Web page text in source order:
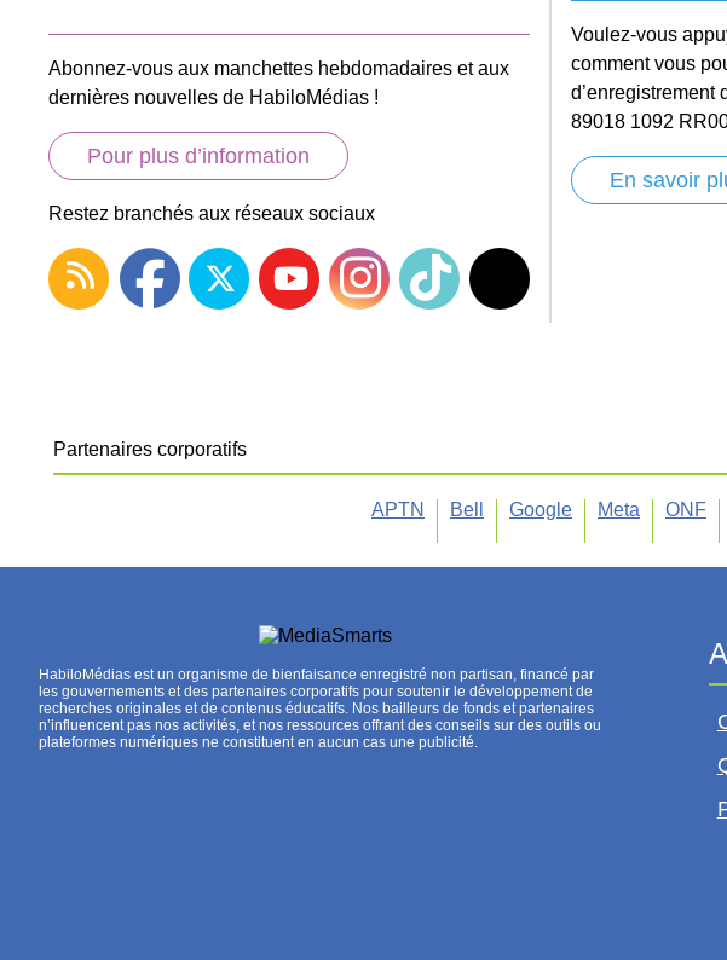
Abonnez-vous aux manchettes hebdomadaires et aux
dernières nouvelles de HabiloMédias !
Pour plus d’information
Restez branchés aux réseaux sociaux
Voulez-vous
comment vous
d’enregistrement
89018 1092
En savoir
Partenaires corporatifs
APTN Bell Google Meta ONF
HabiloMédias est un organisme de bienfaisance enregistré non partisan, financé par
les gouvernements et des partenaires corporatifs pour soutenir le développement de
recherches originales et de contenus éducatifs. Nos bailleurs de fonds et partenaires
n’influencent pas nos activités, et nos ressources offrant des conseils sur des outils ou
plateformes numériques ne constituent en aucun cas une publicité.